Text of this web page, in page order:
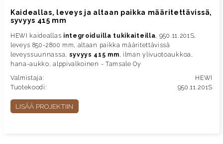
Kaideallas, leveys ja altaan paikka määritettävissä,
syvyys 415 mm
HEWI kaideallas integroiduilla tukikaiteilla, 950.11.201S,
leveys 850-2800 mm, altaan paikka määritettävissä
leveyssuunnassa, syvyys 415 mm, ilman ylivuotoaukkoa,
hana-aukko, alppivalkoinen - Tamsale Oy
Valmistaja:
HEWI
Tuotekoodi:
950.11.201S
LISÄÄ PROJEKTIIN